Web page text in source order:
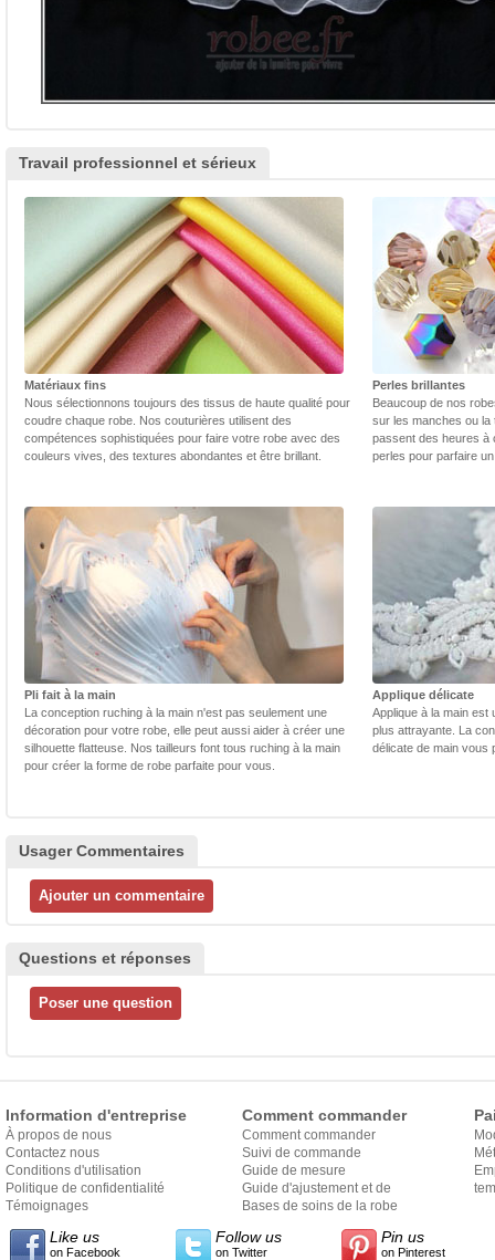
Travail professionnel et sérieux
Matériaux fins
Nous sélectionnons toujours des tissus de haute qualité pour
coudre chaque robe. Nos couturières utilisent des
compétences sophistiquées pour faire votre robe avec des
couleurs vives, des textures abondantes et être brillant.
Perles brillantes
Beaucoup de nos
sur les manches ou la
passent des heures à
perles pour parfaire
Pli fait à la main
La conception ruching à la main n'est pas seulement une
décoration pour votre robe, elle peut aussi aider à créer une
silhouette flatteuse. Nos tailleurs font tous ruching à la main
pour créer la forme de robe parfaite pour vous.
Applique délicate
Applique à la main est
plus attrayante. La
délicate de main vous
Usager Commentaires
Questions et réponses
Information d'entreprise
À propos de nous
Contactez nous
Conditions d'utilisation
Politique de confidentialité
Témoignages
Comment commander
Comment commander
Suivi de commande
Guide de mesure
Guide d'ajustement et de
style
Bases de soins de la robe
Like us
on Facebook
Follow us
on Twitter
Pin us
on Pinterest